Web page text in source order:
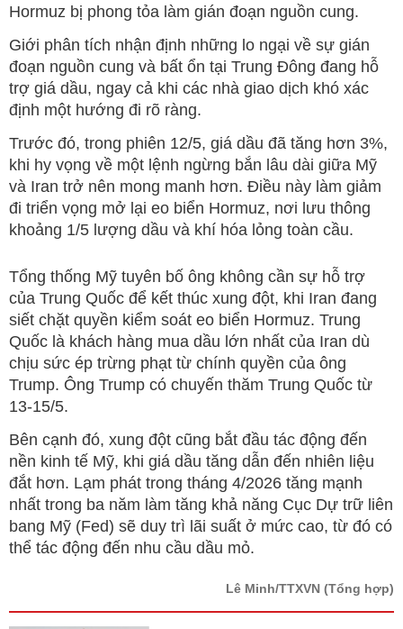
Hormuz bị phong tỏa làm gián đoạn nguồn cung.
Giới phân tích nhận định những lo ngại về sự gián
đoạn nguồn cung và bất ổn tại Trung Đông đang hỗ
trợ giá dầu, ngay cả khi các nhà giao dịch khó xác
định một hướng đi rõ ràng.
Trước đó, trong phiên 12/5, giá dầu đã tăng hơn 3%,
khi hy vọng về một lệnh ngừng bắn lâu dài giữa Mỹ
và Iran trở nên mong manh hơn. Điều này làm giảm
đi triển vọng mở lại eo biển Hormuz, nơi lưu thông
khoảng 1/5 lượng dầu và khí hóa lỏng toàn cầu.
Tổng thống Mỹ tuyên bố ông không cần sự hỗ trợ
của Trung Quốc để kết thúc xung đột, khi Iran đang
siết chặt quyền kiểm soát eo biển Hormuz. Trung
Quốc là khách hàng mua dầu lớn nhất của Iran dù
chịu sức ép trừng phạt từ chính quyền của ông
Trump. Ông Trump có chuyến thăm Trung Quốc từ
13-15/5.
Bên cạnh đó, xung đột cũng bắt đầu tác động đến
nền kinh tế Mỹ, khi giá dầu tăng dẫn đến nhiên liệu
đắt hơn. Lạm phát trong tháng 4/2026 tăng mạnh
nhất trong ba năm làm tăng khả năng Cục Dự trữ liên
bang Mỹ (Fed) sẽ duy trì lãi suất ở mức cao, từ đó có
thể tác động đến nhu cầu dầu mỏ.
Lê Minh/TTXVN (Tổng hợp)